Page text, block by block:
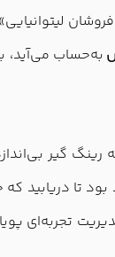
به‌حساب می‌‌آید،
رینگ گیر
تا دریابید
تجربه‌ای